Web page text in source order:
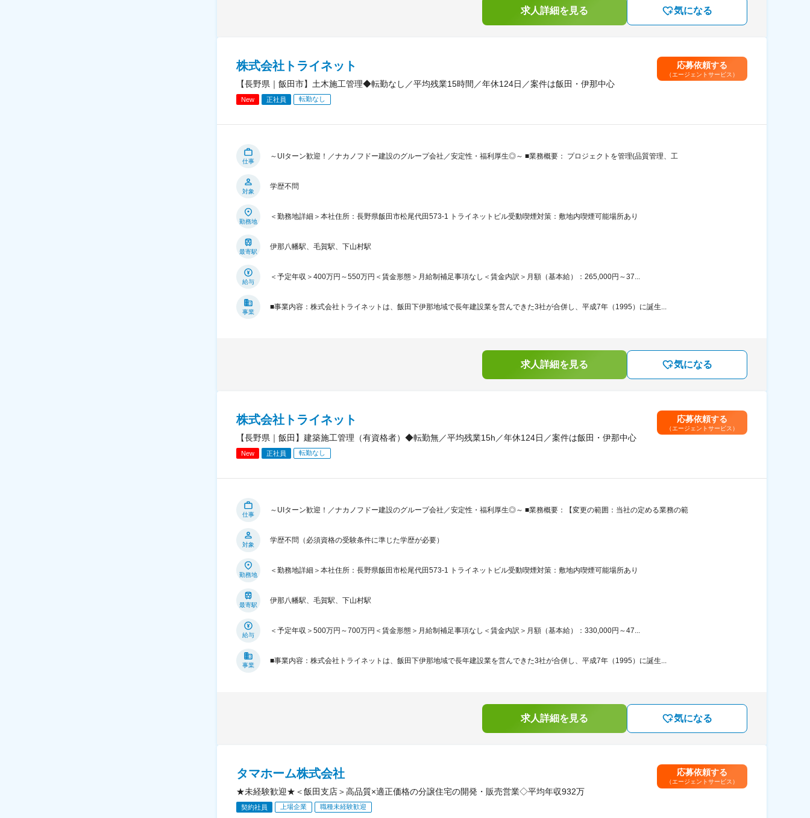
求人詳細を見る 気になる
株式会社トライネット
【長野県｜飯田市】土木施工管理◆転勤なし／平均残業15時間／年休124日／案件は飯田・伊那中心
New 正社員 転勤なし
応募依頼する
（エージェントサービス）
仕事
～UIターン歓迎！／ナカノフドー建設のグループ会社／安定性・福利厚生◎～ ■業務概要： プロジェクトを管理(品質管理、工
対象
学歴不問
勤務地
＜勤務地詳細＞本社住所：長野県飯田市松尾代田573-1 トライネットビル受動喫煙対策：敷地内喫煙可能場所あり
最寄駅
伊那八幡駅、毛賀駅、下山村駅
給与
＜予定年収＞400万円～550万円＜賃金形態＞月給制補足事項なし＜賃金内訳＞月額（基本給）：265,000円～37...
事業
■事業内容：株式会社トライネットは、飯田下伊那地域で長年建設業を営んできた3社が合併し、平成7年（1995）に誕生...
求人詳細を見る 気になる
株式会社トライネット
【長野県｜飯田】建築施工管理（有資格者）◆転勤無／平均残業15h／年休124日／案件は飯田・伊那中心
New 正社員 転勤なし
応募依頼する
（エージェントサービス）
仕事
～UIターン歓迎！／ナカノフドー建設のグループ会社／安定性・福利厚生◎～ ■業務概要：【変更の範囲：当社の定める業務の範
対象
学歴不問（必須資格の受験条件に準じた学歴が必要）
勤務地
＜勤務地詳細＞本社住所：長野県飯田市松尾代田573-1 トライネットビル受動喫煙対策：敷地内喫煙可能場所あり
最寄駅
伊那八幡駅、毛賀駅、下山村駅
給与
＜予定年収＞500万円～700万円＜賃金形態＞月給制補足事項なし＜賃金内訳＞月額（基本給）：330,000円～47...
事業
■事業内容：株式会社トライネットは、飯田下伊那地域で長年建設業を営んできた3社が合併し、平成7年（1995）に誕生...
求人詳細を見る 気になる
タマホーム株式会社
★未経験歓迎★＜飯田支店＞高品質×適正価格の分譲住宅の開発・販売営業◇平均年収932万
契約社員 上場企業 職種未経験歓迎
応募依頼する
（エージェントサービス）